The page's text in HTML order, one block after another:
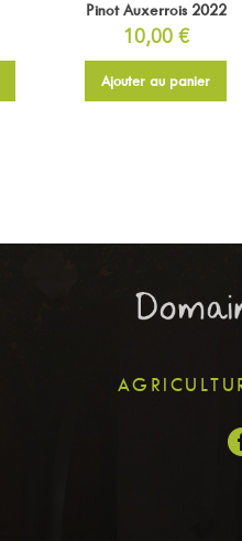
Pinot Auxerrois 2022
10,00 €
Ajouter au panier